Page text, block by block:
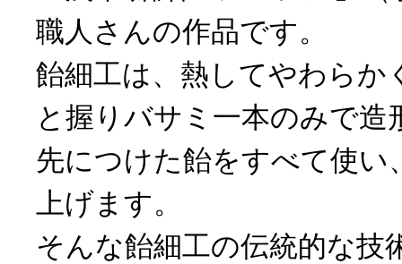
職人さんの作品です。
飴細工は、熱してやわらか
と握りバサミ一本のみで造
先につけた飴をすべて使い
上げます。
そんな飴細工の伝統的な技